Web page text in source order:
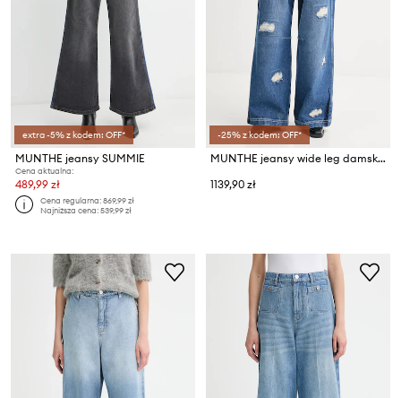
extra -5% z kodem: OFF*
MUNTHE jeansy SUMMIE
Cena aktualna:
489,99 zł
Cena regularna:869,99 zł
Najniższa cena:539,99 zł
-25% z kodem: OFF*
MUNTHE jeansy wide leg damskie NEZZA
1139,90 zł